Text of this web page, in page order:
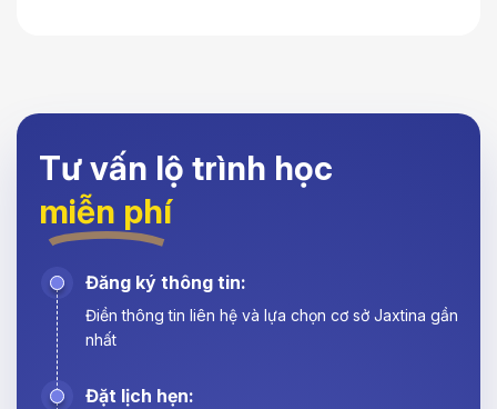
Tư vấn lộ trình học
miễn phí
Đăng ký thông tin:
Điền thông tin liên hệ và lựa chọn cơ sở Jaxtina gần
nhất
Đặt lịch hẹn: